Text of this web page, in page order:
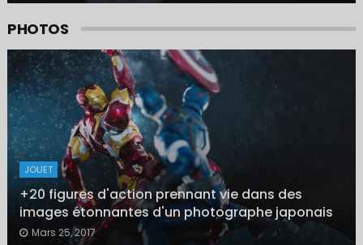
PHOTOS
JOUET
+20 figures d'action prennant vie dans des
images étonnantes d'un photographe japonais
Mars 25, 2017